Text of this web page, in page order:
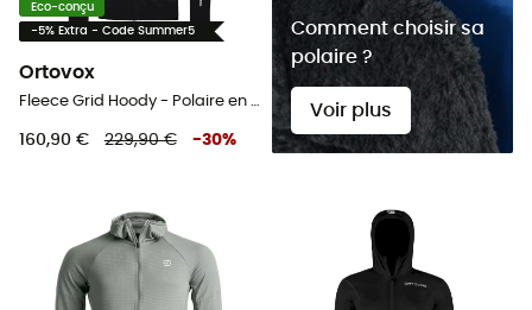
Eco-conçu
-5% Extra - Code Summer5
Ortovox
Fleece Grid Hoody - Polaire en laine mérinos homme
160,90 € 229,90 € -30%
Comment choisir sa
polaire ?
Voir plus